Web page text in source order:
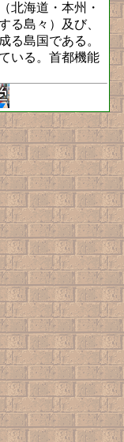
北海道・本州・
る島々）及び、
る島国である。
いる。首都機能